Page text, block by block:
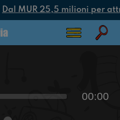
Dal MUR 25,5 milioni per
00:00